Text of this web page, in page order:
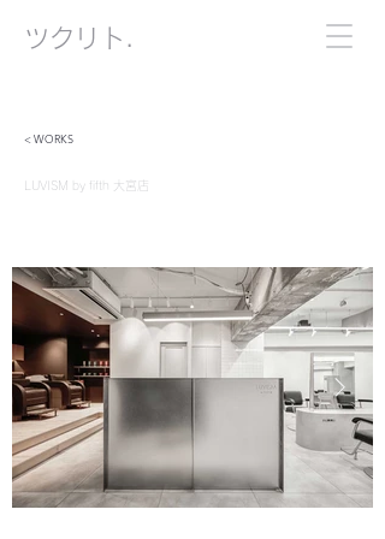
​ツクリト.
< WORKS
LUVISM by fifth 大宮店